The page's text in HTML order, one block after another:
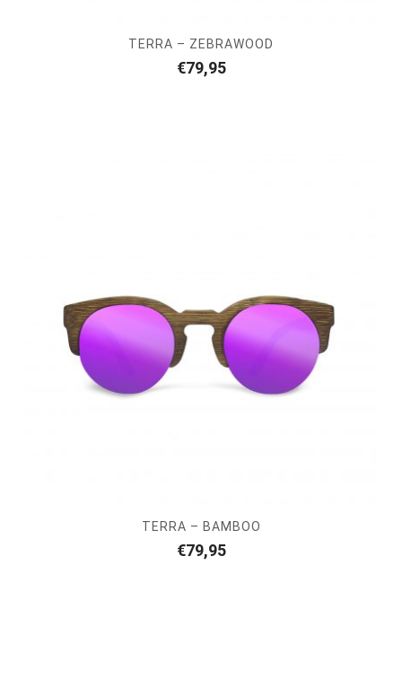
TERRA – ZEBRAWOOD
€79,95
TERRA – BAMBOO
€79,95